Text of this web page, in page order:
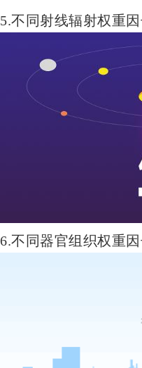
5.不同射线辐射权重
6.不同器官组织权重